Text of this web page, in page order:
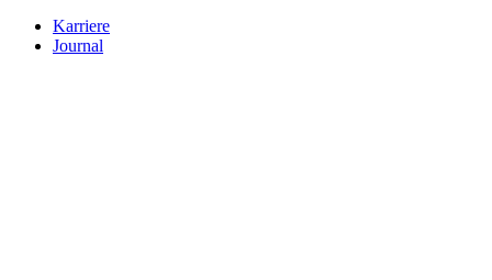
Karriere
Journal